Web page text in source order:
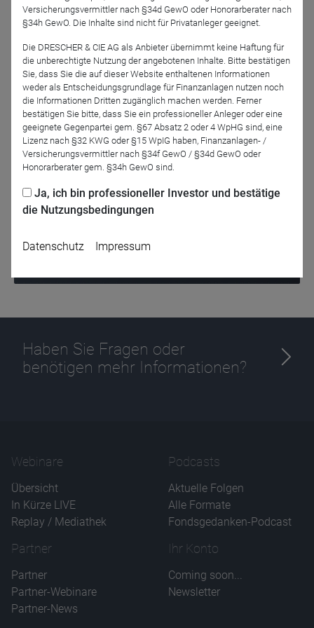
und Investor Relations.
Jetzt für das Partner-Webinar anmelden
Zurück
Haben Sie Fragen oder
benötigen mehr Informationen?
Webinare
Übersicht
In Kürze LIVE
Replay / Mediathek
Podcasts
Aktuelle Folgen
Alle Formate
Fondsgedanken-Podcast
Partner
Partner
Partner-Webinare
Partner-News
Ihr Konto
Coming soon...
Newsletter
Versicherungsvermittler nach §34d GewO oder Honorarberater nach
§34h GewO. Die Inhalte sind nicht für Privatanleger geeignet.
Die DRESCHER & CIE AG als Anbieter übernimmt keine Haftung für
die unberechtigte Nutzung der angebotenen Inhalte. Bitte bestätigen
Sie, dass Sie die auf dieser Website enthaltenen Informationen
weder als Entscheidungsgrundlage für Finanzanlagen nutzen noch
die Informationen Dritten zugänglich machen werden. Ferner
bestätigen Sie bitte, dass Sie ein professioneller Anleger oder eine
geeignete Gegenpartei gem. §67 Absatz 2 oder 4 WpHG sind, eine
Lizenz nach §32 KWG oder §15 WpIG haben, Finanzanlagen- /
Versicherungsvermittler nach §34f GewO / §34d GewO oder
Honorarberater gem. §34h GewO sind.
Ja, ich bin professioneller Investor und bestätige
die Nutzungsbedingungen
Datenschutz Impressum
CPref